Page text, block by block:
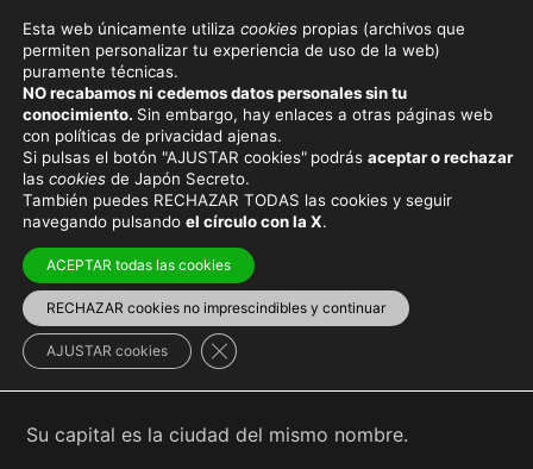
TOKUSHIMA
Viaja con el mejor seguro y
La prefectura de Tokushima
en la isla deShikoku.
Su capital es la ciudad del mismo nombre.
Esta web únicamente utiliza cookies propias (archivos que
permiten personalizar tu experiencia de uso de la web)
puramente técnicas.
NO recabamos ni cedemos datos personales sin tu
conocimiento. Sin embargo, hay enlaces a otras páginas web
con políticas de privacidad ajenas.
Si pulsas el botón "AJUSTAR cookies" podrás aceptar o rechazar
las cookies de Japón Secreto.
También puedes RECHAZAR TODAS las cookies y seguir
navegando pulsando el círculo con la X.
ACEPTAR todas las cookies
RECHAZAR cookies no imprescindibles y continuar
AJUSTAR cookies Cerrar el banner de cookies RGPD